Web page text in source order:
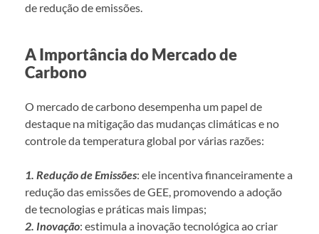
de redução de emissões.
A Importância do Mercado de
Carbono
O mercado de carbono desempenha um papel de
destaque na mitigação das mudanças climáticas e no
controle da temperatura global por várias razões:
1. Redução de Emissões: ele incentiva financeiramente a
redução das emissões de GEE, promovendo a adoção
de tecnologias e práticas mais limpas;
2. Inovação: estimula a inovação tecnológica ao criar